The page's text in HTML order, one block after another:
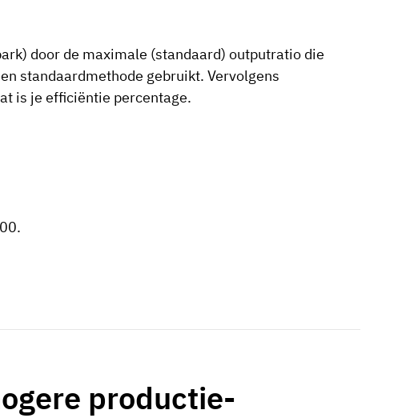
door de maximale (standaard) outputratio die
standaardmethode gebruikt. Vervolgens
is je efficiëntie percentage.
productie-